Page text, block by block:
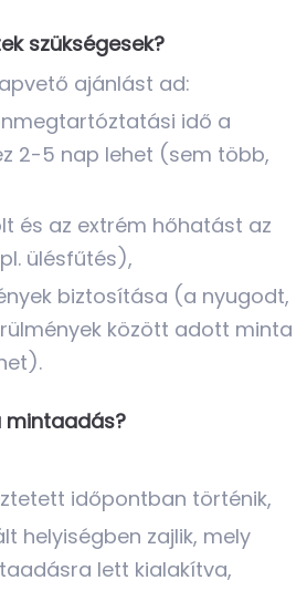
szükségesek?
ajánlást ad:
idő a
2-5 nap lehet (sem több,
és az extrém hőhatást az
ülésfűtés),
biztosítása (a nyugodt,
között adott minta
mintaadás?
időpontban történik,
helyiségben zajlik, mely
lett kialakítva,